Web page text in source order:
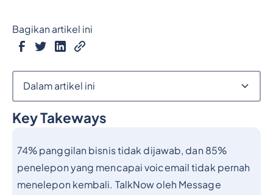
Key Takeways
74% panggilan bisnis tidak dijawab, dan 85%
penelepon yang mencapai voicemail tidak pernah
menelepon kembali. TalkNow oleh Message
Bagikan artikel ini
Dalam artikel ini
Judul 2